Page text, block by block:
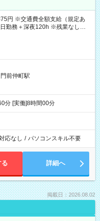
円 ※交通費全額支給（規定あ
勤務＋深夜120h ※残業なしの場
門前仲町駅
分 [実働]8時間00分
応なし / パソコンスキル不要
る 詳細へ
掲載日：2026.08.02